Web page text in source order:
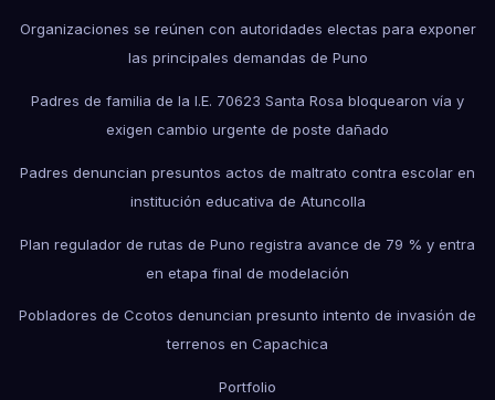
Organizaciones se reúnen con autoridades electas para exponer
las principales demandas de Puno
Padres de familia de la I.E. 70623 Santa Rosa bloquearon vía y
exigen cambio urgente de poste dañado
Padres denuncian presuntos actos de maltrato contra escolar en
institución educativa de Atuncolla
Plan regulador de rutas de Puno registra avance de 79 % y entra
en etapa final de modelación
Pobladores de Ccotos denuncian presunto intento de invasión de
terrenos en Capachica
Portfolio